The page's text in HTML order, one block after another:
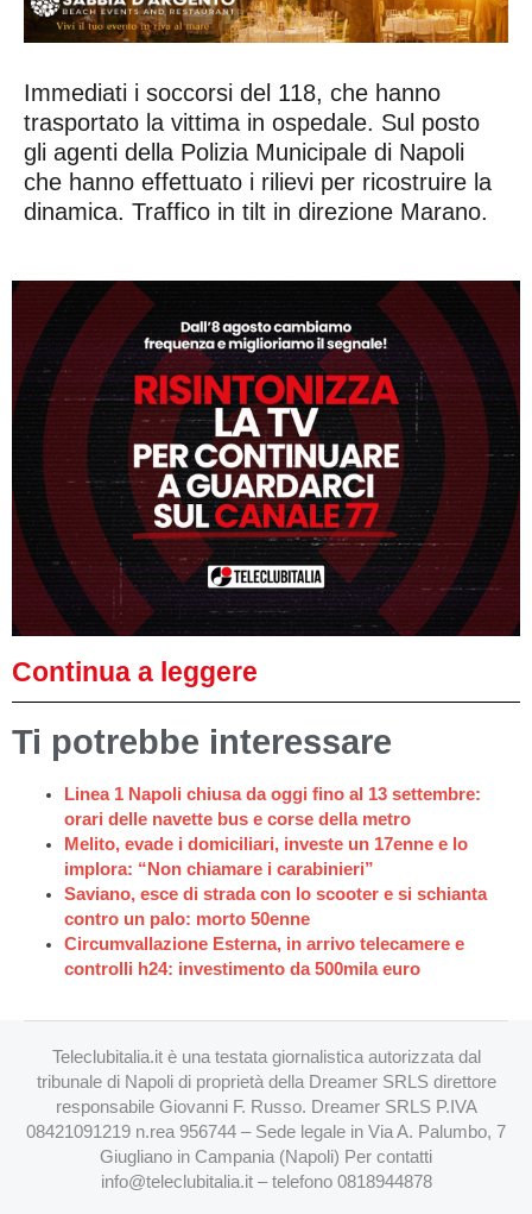
Immediati i soccorsi del 118, che hanno
trasportato la vittima in ospedale. Sul posto
gli agenti della Polizia Municipale di Napoli
che hanno effettuato i rilievi per ricostruire la
dinamica. Traffico in tilt in direzione Marano.
Continua a leggere
Ti potrebbe interessare
Linea 1 Napoli chiusa da oggi fino al 13 settembre:
orari delle navette bus e corse della metro
Melito, evade i domiciliari, investe un 17enne e lo
implora: “Non chiamare i carabinieri”
Saviano, esce di strada con lo scooter e si schianta
contro un palo: morto 50enne
Circumvallazione Esterna, in arrivo telecamere e
controlli h24: investimento da 500mila euro
Teleclubitalia.it è una testata giornalistica autorizzata dal
tribunale di Napoli di proprietà della Dreamer SRLS direttore
responsabile Giovanni F. Russo. Dreamer SRLS P.IVA
08421091219 n.rea 956744 – Sede legale in Via A. Palumbo, 7
Giugliano in Campania (Napoli) Per contatti
info@teleclubitalia.it– telefono 0818944878